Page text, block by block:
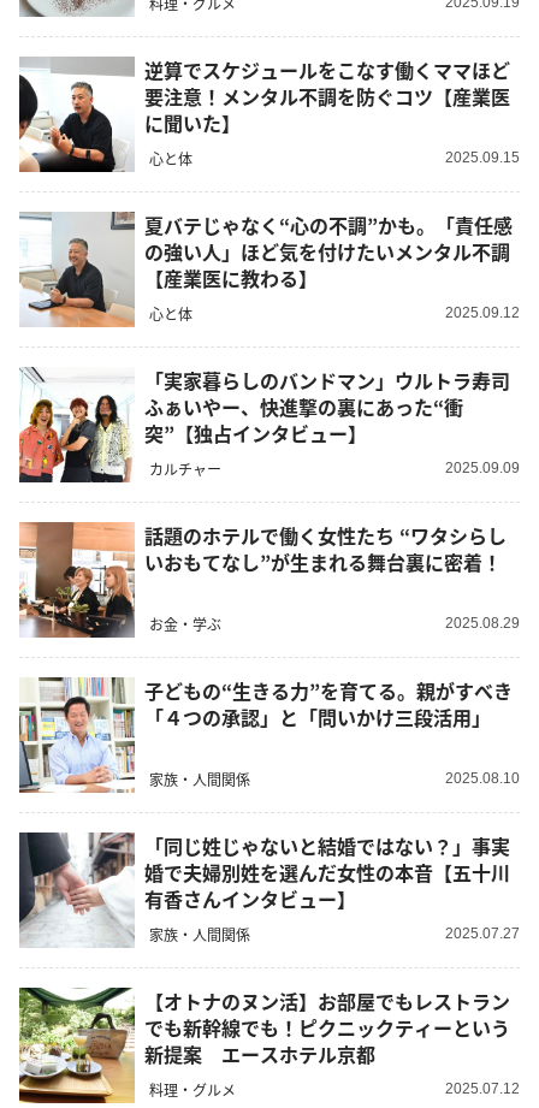
逆算でスケジュールをこなす働くママほど
要注意！メンタル不調を防ぐコツ【産業医
に聞いた】
心と体 2025.09.15
夏バテじゃなく“心の不調”かも。「責任感
の強い人」ほど気を付けたいメンタル不調
【産業医に教わる】
心と体 2025.09.12
「実家暮らしのバンドマン」ウルトラ寿司
ふぁいやー、快進撃の裏にあった“衝
突”【独占インタビュー】
カルチャー 2025.09.09
話題のホテルで働く女性たち “ワタシらし
いおもてなし”が生まれる舞台裏に密着！
お金・学ぶ 2025.08.29
子どもの“生きる力”を育てる。親がすべき
「４つの承認」と「問いかけ三段活用」
家族・人間関係 2025.08.10
「同じ姓じゃないと結婚ではない？」事実
婚で夫婦別姓を選んだ女性の本音【五十川
有香さんインタビュー】
家族・人間関係 2025.07.27
【オトナのヌン活】お部屋でもレストラン
でも新幹線でも！ピクニックティーという
新提案 エースホテル京都
料理・グルメ 2025.07.12